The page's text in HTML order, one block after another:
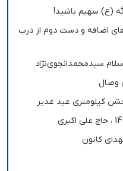
(ع) سهیم باشید!
اضافه و دست دوم از درب
سیدمحمدانجوی‌نژاد
وصال
کیلومتری عید غدیر
کانون